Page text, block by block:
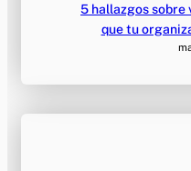
5 hallazgos
que tu